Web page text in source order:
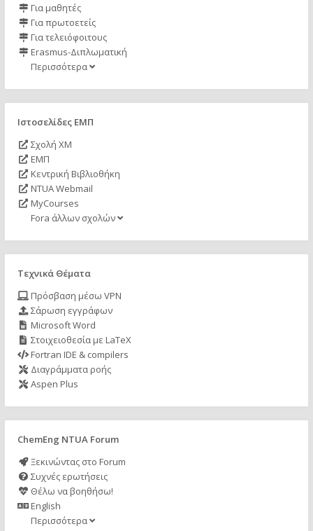
Για μαθητές
Για πρωτοετείς
Για τελειόφοιτους
Erasmus-Διπλωματική
Περισσότερα
Ιστοσελίδες ΕΜΠ
Σχολή ΧΜ
ΕΜΠ
Κεντρική Βιβλιοθήκη
NTUA Webmail
MyCourses
Fora άλλων σχολών
Τεχνικά Θέματα
Πρόσβαση μέσω VPN
Σάρωση εγγράφων
Microsoft Word
Στοιχειοθεσία με LaTeX
Fortran IDE & compilers
Διαγράμματα ροής
Aspen Plus
ChemEng NTUA Forum
Ξεκινώντας στο Forum
Συχνές ερωτήσεις
Θέλω να βοηθήσω!
English
Περισσότερα